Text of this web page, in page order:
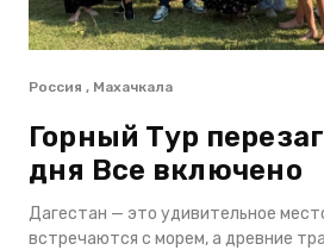
Россия , Махачкала
Горный Тур
дня Все включено
Дагестан — это удивительное
встречаются с морем, а древние